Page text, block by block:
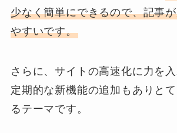
少なく簡単にできるので、記事
やすいです。
さらに、サイトの高速化に力を入
定期的な新機能の追加もありと
るテーマです。